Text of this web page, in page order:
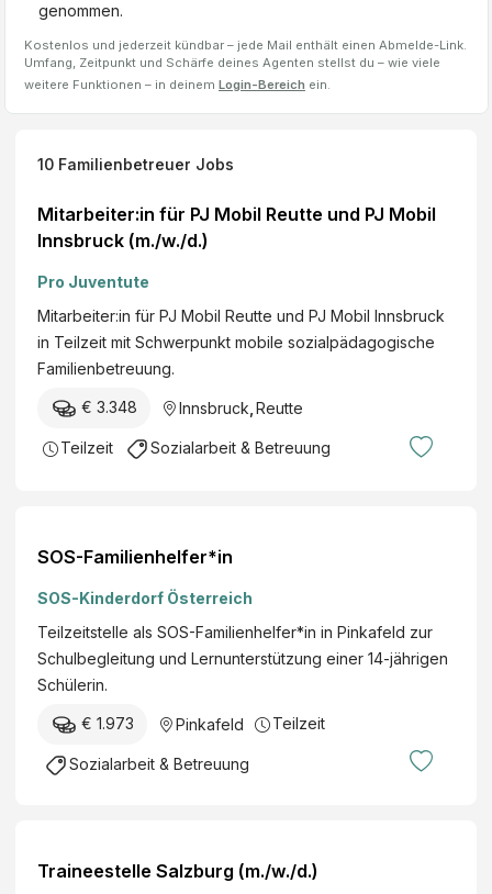
genommen.
Kostenlos und jederzeit kündbar – jede Mail enthält einen Abmelde-Link.
Umfang, Zeitpunkt und Schärfe deines Agenten stellst du – wie viele
weitere Funktionen – in deinem Login-Bereich ein.
10 Familienbetreuer Jobs
Mitarbeiter:in für PJ Mobil Reutte und PJ Mobil
Innsbruck (m./w./d.)
Pro Juventute
Mitarbeiter:in für PJ Mobil Reutte und PJ Mobil Innsbruck
in Teilzeit mit Schwerpunkt mobile sozialpädagogische
Familienbetreuung.
€ 3.348 Innsbruck Reutte
Teilzeit Sozialarbeit & Betreuung
SOS-Familienhelfer*in
SOS-Kinderdorf Österreich
Teilzeitstelle als SOS-Familienhelfer*in in Pinkafeld zur
Schulbegleitung und Lernunterstützung einer 14-jährigen
Schülerin.
€ 1.973 Pinkafeld Teilzeit
Sozialarbeit & Betreuung
Traineestelle Salzburg (m./w./d.)